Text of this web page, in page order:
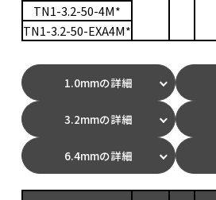
TN1-3.2-50-4M*
TN1-3.2-50-EXA4M*
1.0mmの詳細
3.2mmの詳細
6.4mmの詳細